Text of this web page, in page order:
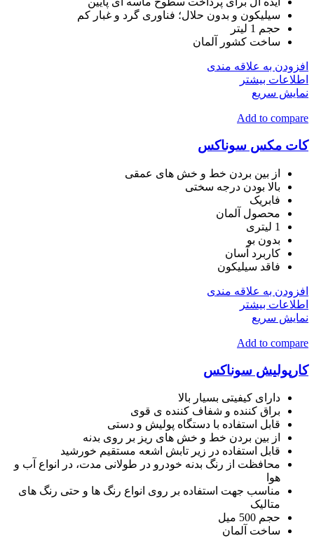
سیلیکون و بدون حلال؛ فناوری گرد و غبار کم
حجم 1 لیتر
ساخت کشور آلمان
افزودن به علاقه مندی
اطلاعات بیشتر
نمایش سریع
Add to compare
کات مکس سوناکس
از بین بردن خط و خش های عمقی
بالا بودن درجه سختی
فابریک
محصول آلمان
1 لیتری
بدون بو
کاربرد آسان
فاقد سیلیکون
افزودن به علاقه مندی
اطلاعات بیشتر
نمایش سریع
Add to compare
کارپولیش سوناکس
دارای کیفیتی بسیار بالا
براق کننده و شفاف کننده ی قوی
قابل استفاده با دستگاه پولیش و دستی
از بین بردن خط و خش های ریز بر روی بدنه
قابل استفاده در زیر تابش اشعه مستقیم خورشید
محافظت از رنگ بدنه خودرو در طولانی مدت، در انواع آب و
هوا
مناسب جهت استفاده بر روی انواع رنگ ها و حتی رنگ های
متالیک
حجم 500 میل
ساخت آلمان